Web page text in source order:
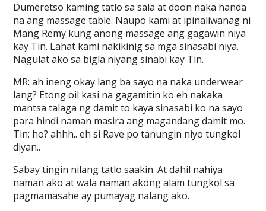
Dumeretso kaming tatlo sa sala at doon naka handa
na ang massage table. Naupo kami at ipinaliwanag ni
Mang Remy kung anong massage ang gagawin niya
kay Tin. Lahat kami nakikinig sa mga sinasabi niya.
Nagulat ako sa bigla niyang sinabi kay Tin.
MR: ah ineng okay lang ba sayo na naka underwear
lang? Etong oil kasi na gagamitin ko eh nakaka
mantsa talaga ng damit to kaya sinasabi ko na sayo
para hindi naman masira ang magandang damit mo.
Tin: ho? ahhh.. eh si Rave po tanungin niyo tungkol
diyan..
Sabay tingin nilang tatlo saakin. At dahil nahiya
naman ako at wala naman akong alam tungkol sa
pagmamasahe ay pumayag nalang ako.